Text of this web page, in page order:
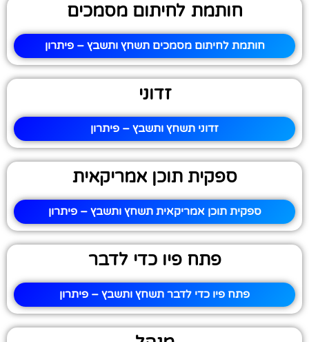
חותמת לחיתום מסמכים
חותמת לחיתום מסמכים תשחץ ותשבץ – פיתרון
זדוני
זדוני תשחץ ותשבץ – פיתרון
ספקית תוכן אמריקאית
ספקית תוכן אמריקאית תשחץ ותשבץ – פיתרון
פתח פיו כדי לדבר
פתח פיו כדי לדבר תשחץ ותשבץ – פיתרון